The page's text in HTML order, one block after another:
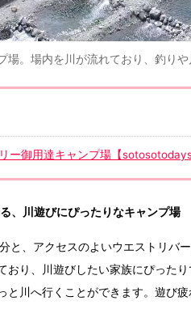
場。場内を川が流れており、釣りや
ー御用達キャンプ場【
、川遊びにぴったりなキャンプ場
と、アクセスのよいウエストリバ
おり、川遊びしたい家族にぴった
と川へ行くことができます。遊び